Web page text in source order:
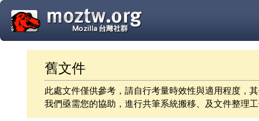
舊文件
此處文件僅供參考，請自行考量時效性與適用程度，
我們亟需您的協助，進行共筆系統搬移、及文件整理